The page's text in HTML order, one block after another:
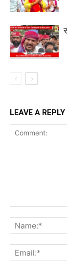
LEAVE A REPLY